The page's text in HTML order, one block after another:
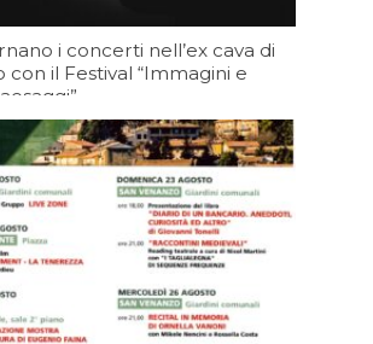
i concerti nell’ex cava di
con il Festival “Immagini e